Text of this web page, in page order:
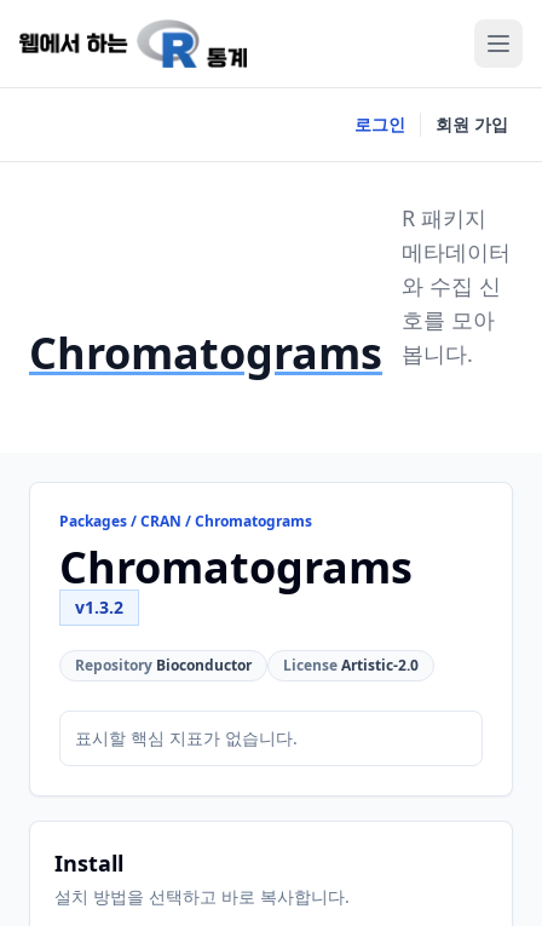
로그인 회원 가입
Chromatograms
R 패키지
메타데이터
와 수집 신
호를 모아
봅니다.
Packages / CRAN / Chromatograms
Chromatograms
v1.3.2
Repository Bioconductor LicenseArtistic-2.0
표시할 핵심 지표가 없습니다.
Install
설치 방법을 선택하고 바로 복사합니다.